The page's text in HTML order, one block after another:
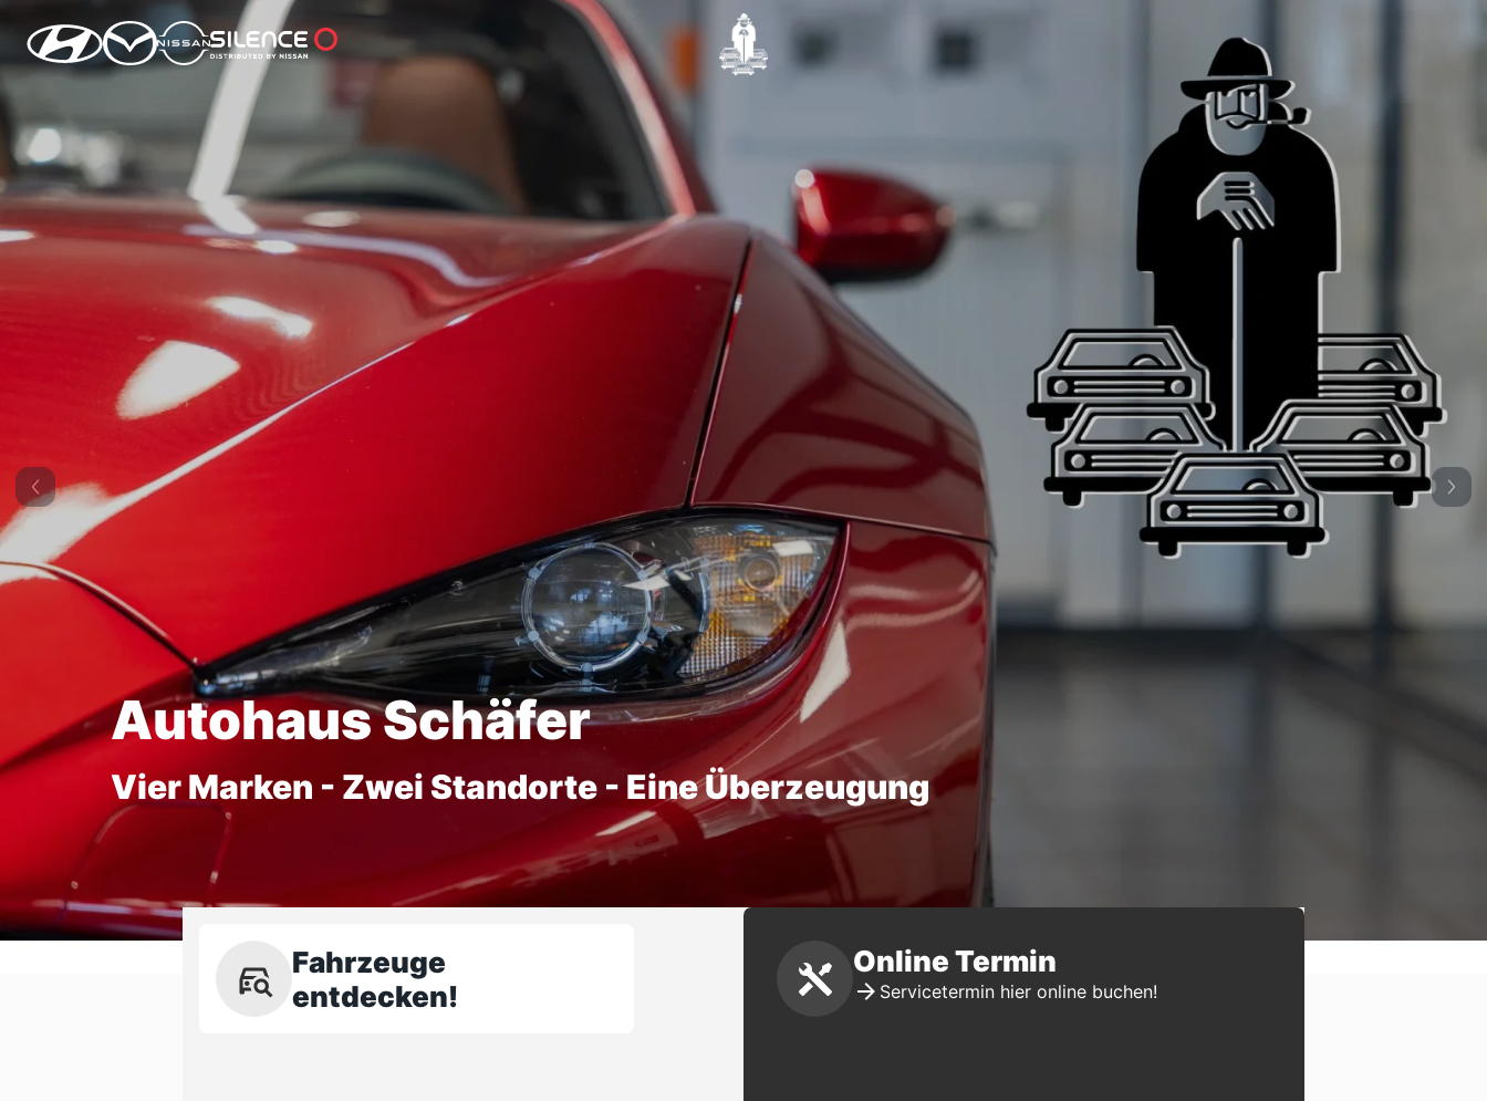
Autohaus Schäfer
Vier Marken - Zwei Standorte - Eine Überzeugung
Fahrzeuge
entdecken!
Online Termin
Servicetermin hier online buchen!